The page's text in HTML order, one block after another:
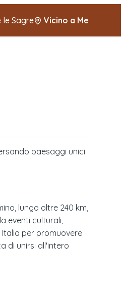
le Sagre Vicino a Me
paesaggi unici
lungo oltre 240 km,
eventi culturali,
per promuovere
di unirsi all'intero